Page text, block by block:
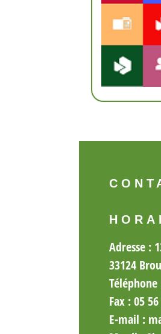
Adresse :
33124
Téléphone
Fax :05
E-mail :